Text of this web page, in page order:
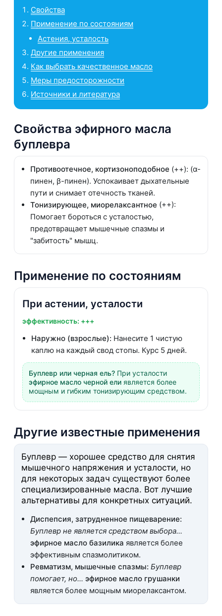
Свойства
Применение по состояниям
Астения, усталость
Другие применения
Как выбрать качественное масло
Меры предосторожности
Источники и литература
Свойства эфирного масла
буплевра
Противоотечное, кортизоноподобное (++): (α-
пинен, β-пинен). Успокаивает дыхательные
пути и снимает отечность тканей.
Тонизирующее, миорелаксантное (++):
Помогает бороться с усталостью,
предотвращает мышечные спазмы и
"забитость" мышц.
Применение по состояниям
При астении, усталости
эффективность: +++
Наружно (взрослые): Нанесите 1 чистую
каплю на каждый свод стопы. Курс 5 дней.
Буплевр или черная ель? При усталости
эфирное масло черной ели является более
мощным и гибким тонизирующим средством.
Другие известные применения
Буплевр — хорошее средство для снятия
мышечного напряжения и усталости, но
для некоторых задач существуют более
специализированные масла. Вот лучшие
альтернативы для конкретных ситуаций.
Диспепсия, затрудненное пищеварение:
Буплевр не является средством выбора...
эфирное масло базилика является более
эффективным спазмолитиком.
Ревматизм, мышечные спазмы: Буплевр
помогает, но... эфирное масло грушанки
является более мощным миорелаксантом.